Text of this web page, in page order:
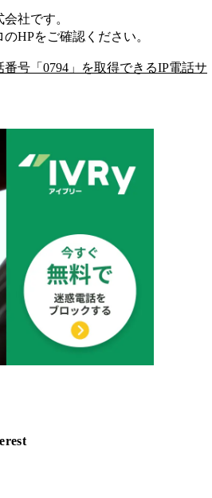
会社です。
のHPをご確認ください。
号「 0794 」を取得できるIP電話サ